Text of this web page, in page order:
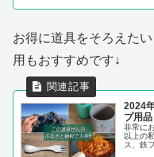
お得に道具をそろえた
用もおすすめです↓
2024
プ用
非常に
以上の
ス、鉄